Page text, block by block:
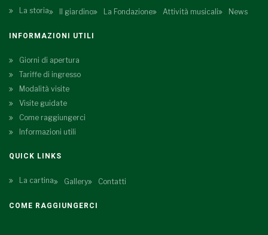
La storia Il giardino La Fondazione Attività musicali News
INFORMAZIONI UTILI
Giorni di apertura
Tariffe di ingresso
Modalità visite
Visite guidate
Come raggiungerci
Informazioni utili
QUICK LINKS
La cartina Gallery Contatti
COME RAGGIUNGERCI